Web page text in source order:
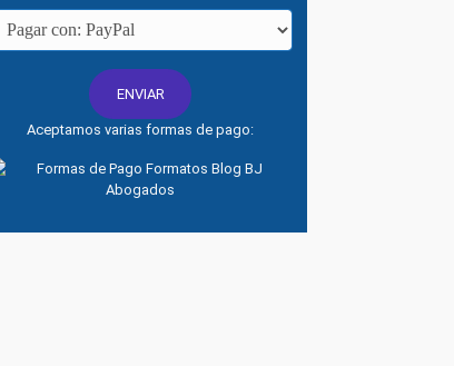
Aceptamos varias formas de pago: